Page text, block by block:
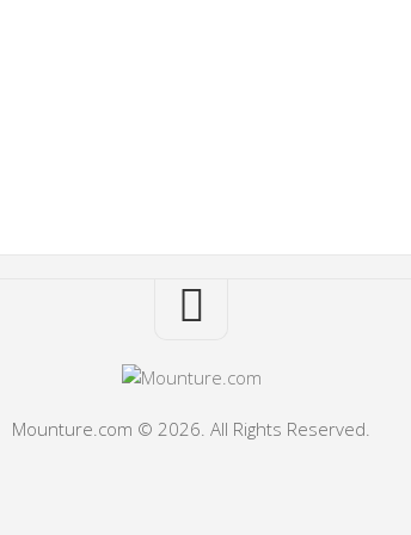
Mounture.com © 2026. All Rights Reserved.